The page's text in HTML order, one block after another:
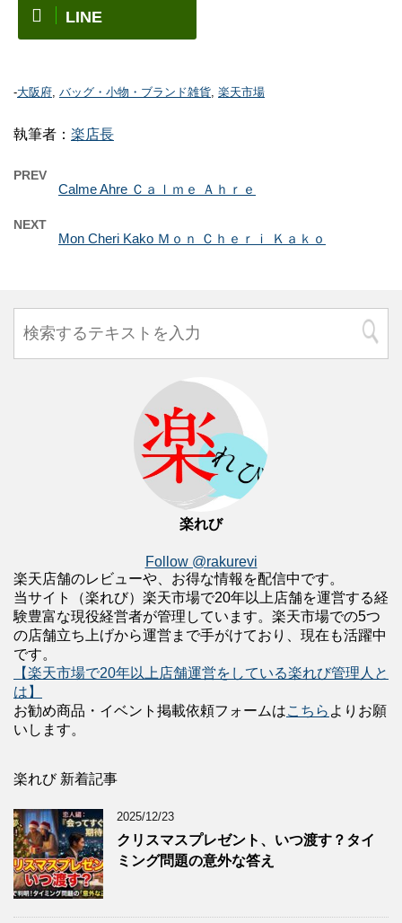
LINE
-大阪府, バッグ・小物・ブランド雑貨, 楽天市場
執筆者： 楽店長
PREV
Calme Ahre Ｃａｌｍｅ Ａｈｒｅ
NEXT
Mon Cheri Kako Ｍｏｎ Ｃｈｅｒｉ Ｋａｋｏ
楽れび
Follow @rakurevi
楽天店舗のレビューや、お得な情報を配信中です。
当サイト（楽れび）楽天市場で20年以上店舗を運営する経
験豊富な現役経営者が管理しています。楽天市場での5つ
の店舗立ち上げから運営まで手がけており、現在も活躍中
です。
【楽天市場で20年以上店舗運営をしている楽れび管理人と
は】
お勧め商品・イベント掲載依頼フォームはこちら よりお願
いします。
楽れび 新着記事
2025/12/23
クリスマスプレゼント、いつ渡す？タイ
ミング問題の意外な答え